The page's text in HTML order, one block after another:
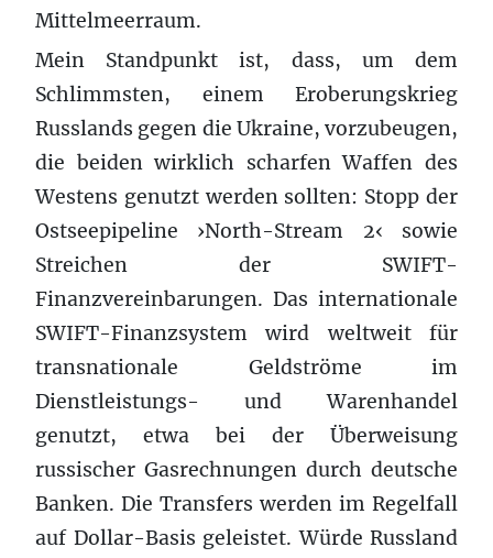
Mittelmeerraum.
Mein Standpunkt ist, dass, um dem
Schlimmsten, einem Eroberungskrieg
Russlands gegen die Ukraine, vorzubeugen,
die beiden wirklich scharfen Waffen des
Westens genutzt werden sollten: Stopp der
Ostseepipeline ›North-Stream 2‹ sowie
Streichen der SWIFT-
Finanzvereinbarungen. Das internationale
SWIFT-Finanzsystem wird weltweit für
transnationale Geldströme im
Dienstleistungs- und Warenhandel
genutzt, etwa bei der Überweisung
russischer Gasrechnungen durch deutsche
Banken. Die Transfers werden im Regelfall
auf Dollar-Basis geleistet. Würde Russland